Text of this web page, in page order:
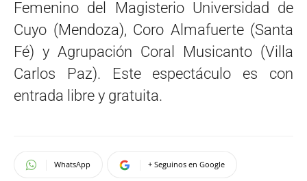
Femenino del Magisterio Universidad de
Cuyo (Mendoza), Coro Almafuerte (Santa
Fé) y Agrupación Coral Musicanto (Villa
Carlos Paz). Este espectáculo es con
entrada libre y gratuita.
WhatsApp + Seguinos en Google